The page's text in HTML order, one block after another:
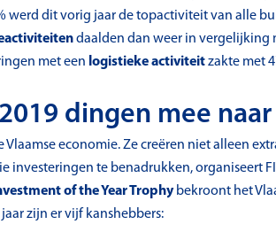
werd dit vorig jaar de topactiviteit van alle
daalden dan weer in vergelijking
met een logistieke activiteitzakte met
dingen mee
economie. Ze creëren niet alleen
investeringen te benadrukken, organiseert
of the Year Trophybekroont het
zijn er vijf kanshebbers: